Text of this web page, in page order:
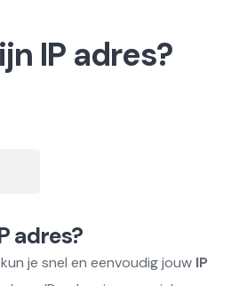
IP adres?
adres?
je snel en eenvoudig jouw IP